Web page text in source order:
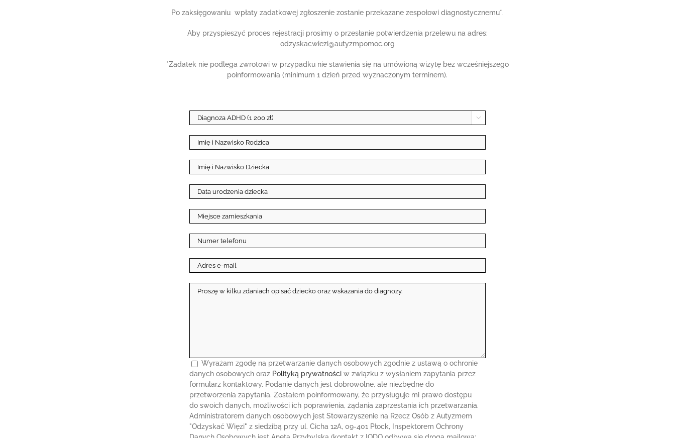
Po zaksięgowaniu wpłaty zadatkowej zgłoszenie zostanie przekazane zespołowi diagnostycznemu*.
Aby przyspieszyć proces rejestracji prosimy o przesłanie potwierdzenia przelewu na adres:
odzyskacwiezi@autyzmpomoc.org
*Zadatek nie podlega zwrotowi w przypadku nie stawienia się na umówioną wizytę bez wcześniejszego
poinformowania (minimum 1 dzień przed wyznaczonym terminem).

Wyrażam zgodę na przetwarzanie danych osobowych zgodnie z ustawą o ochronie
danych osobowych oraz Polityką prywatnościw związku z wysłaniem zapytania przez
formularz kontaktowy. Podanie danych jest dobrowolne, ale niezbędne do
przetworzenia zapytania. Zostałem poinformowany, że przysługuje mi prawo dostępu
do swoich danych, możliwości ich poprawienia, żądania zaprzestania ich przetwarzania.
Administratorem danych osobowych jest Stowarzyszenie na Rzecz Osób z Autyzmem
"Odzyskać Więzi" z siedzibą przy ul. Cicha 12A, 09-401 Płock, Inspektorem Ochrony